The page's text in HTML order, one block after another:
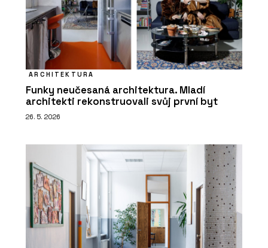
ARCHITEKTURA
Funky neučesaná architektura. Mladí
architekti rekonstruovali svůj první byt
26. 5. 2026